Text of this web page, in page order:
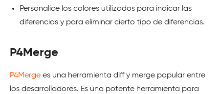
Personalice los colores utilizados para indicar las
diferencias y para eliminar cierto tipo de diferencias.
P4Merge
P4Merge es una herramienta diff y merge popular entre
los desarrolladores. Es una potente herramienta para